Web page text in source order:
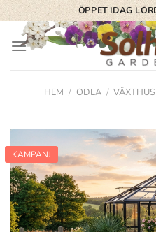
Skip
to
content
ÖPPET IDAG
HEM / ODLA /
KAMPANJ